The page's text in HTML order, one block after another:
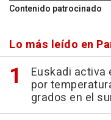
Contenido patrocinado
Lo más leído en
Euskadi
por
grados en el